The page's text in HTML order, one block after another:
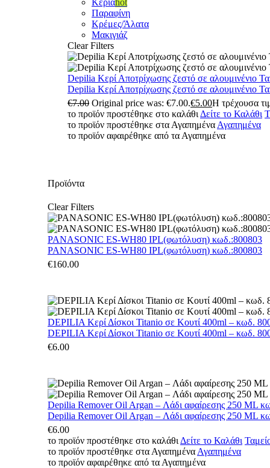
Κεριάhot
Παραφίνη
Κρέμες/Άλατα
Μακιγιάζ
Clear Filters
Depilia Κερί Αποτρίχωσης ζεστό σε αλουμινένιο
Depilia Κερί Αποτρίχωσης ζεστό σε αλουμινένιο
€7.00 Original price was: €7.00.€5.00Η τρέχουσα
το προϊόν προστέθηκε στο καλάθι Δείτε το Καλάθι
το προϊόν προστέθηκε στα Αγαπημένα Αγαπημένα
το προϊόν αφαιρέθηκε από τα Αγαπημένα
Προϊόντα
Clear Filters
PANASONIC ES-WH80 IPL(φωτόλυση) κωδ.:800803
PANASONIC ES-WH80 IPL(φωτόλυση) κωδ.:800803
€160.00
DEPILIA Κερί Δίσκοι Titanio σε Κουτί 400ml – κωδ.
DEPILIA Κερί Δίσκοι Titanio σε Κουτί 400ml – κωδ.
€6.00
Depilia Remover Oil Argan – Λάδι αφαίρεσης 250 ML
Depilia Remover Oil Argan – Λάδι αφαίρεσης 250 ML
€6.00
το προϊόν προστέθηκε στο καλάθι Δείτε το Καλάθι
το προϊόν προστέθηκε στα Αγαπημένα Αγαπημένα
το προϊόν αφαιρέθηκε από τα Αγαπημένα